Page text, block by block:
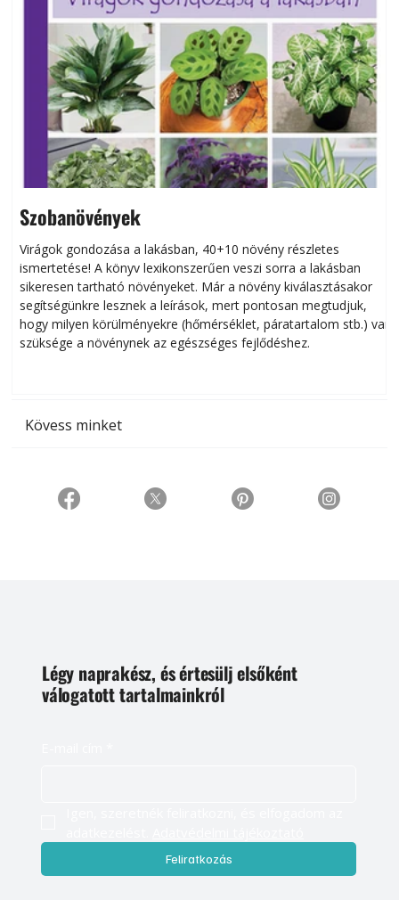
Szobanövények
Virágok gondozása a lakásban, 40+10 növény részletes
ismertetése! A könyv lexikonszerűen veszi sorra a lakásban
sikeresen tart­ha­tó növényeket. Már a növény kiválasztásakor
segítségünkre lesznek a leírások, mert pontosan megtudjuk,
hogy milyen körülményekre (hőmérséklet, páratartalom stb.) van
szüksége a növénynek az egészséges fejlődéshez.
Kövess minket
Légy naprakész, és értesülj elsőként
válogatott tartalmainkról
Feliratkozás